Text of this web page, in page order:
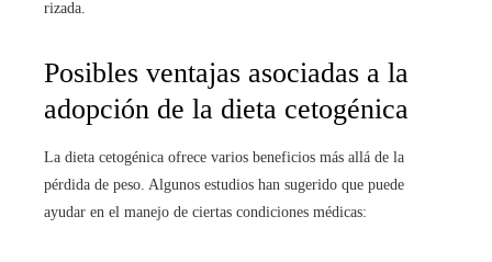
rizada.
Posibles ventajas asociadas a la
adopción de la dieta cetogénica
La dieta cetogénica ofrece varios beneficios más allá de la
pérdida de peso. Algunos estudios han sugerido que puede
ayudar en el manejo de ciertas condiciones médicas: